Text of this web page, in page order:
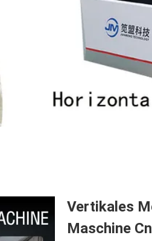
Vertikales
Maschine